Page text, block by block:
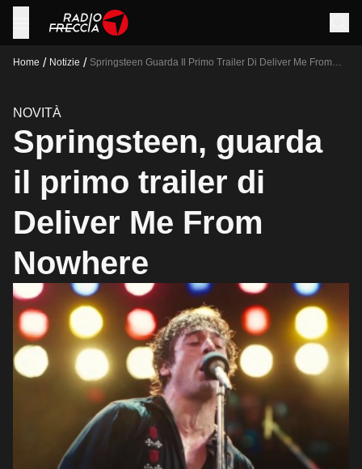
Home / Notizie / Springsteen Guarda Il Primo Trailer Di Deliver Me From
NOVITÀ
Springsteen, guarda
il primo trailer di
Deliver Me From
Nowhere